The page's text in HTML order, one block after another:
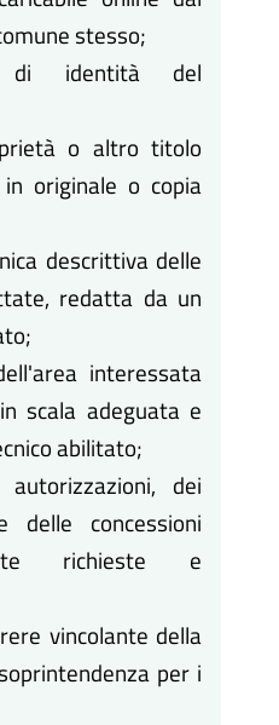
stesso;
di identità del
o altro titolo
originale o copia
descrittiva delle
redatta da un
interessata
scala adeguata e
abilitato;
dei
concessioni
richieste e
vincolante della
per i